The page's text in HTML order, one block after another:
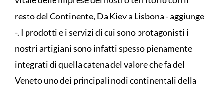
resto del Continente, Da Kiev a Lisbona - aggiunge
-. I prodotti e i servizi di cui sono protagonisti i
nostri artigiani sono infatti spesso pienamente
integrati di quella catena del valore che fa del
Veneto uno dei principali nodi continentali della